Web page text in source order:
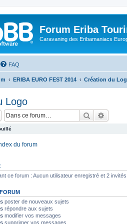
Forum Eriba
Caravaning des Eribamaniacs
FAQ
ERIBA EURO FEST 2014 Création du
Logo
Rechercher
du forum
ce forum : Aucun utilisateur enregistré et 2 invités
poster de nouveaux sujets
répondre aux sujets
modifier vos messages
supprimer vos messages